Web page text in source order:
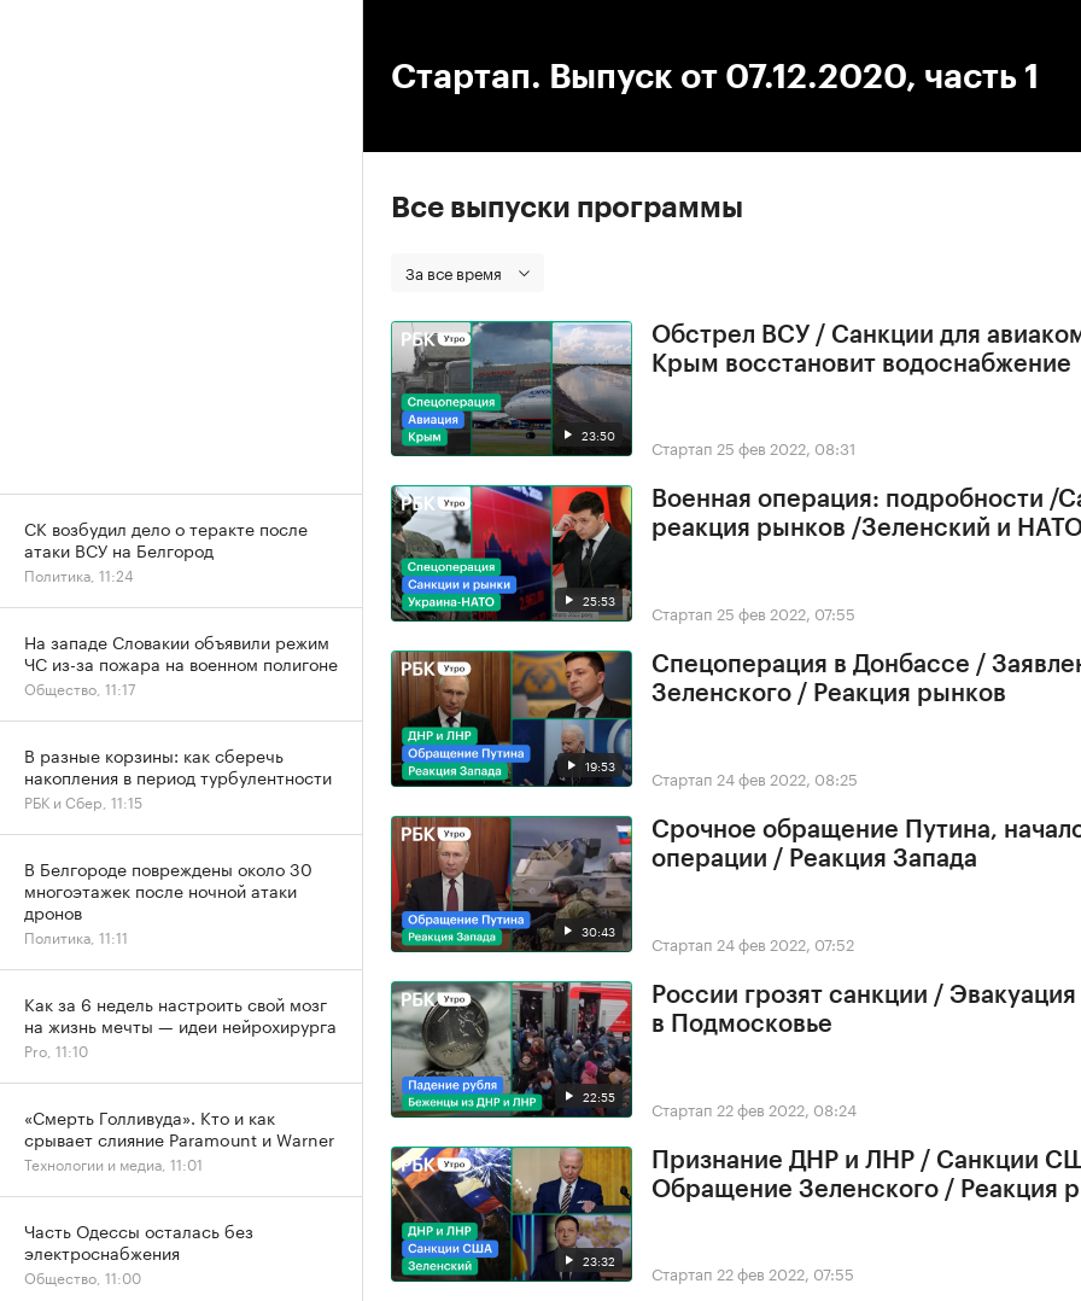
Стартап. Выпуск от 07.12.2020, часть 1
Все выпуски программы
За все время
23:50
Обстрел ВСУ / Санкции для
Крым восстановит водоснабжение
Стартап 25 фев 2022, 08:31
25:53
Военная операция: подробности /
реакция рынков /Зеленский и
Стартап 25 фев 2022, 07:55
19:53
Спецоперация в Донбассе /
Зеленского / Реакция рынков
Стартап 24 фев 2022, 08:25
30:43
Срочное обращение Путина,
операции / Реакция Запада
Стартап 24 фев 2022, 07:52
22:55
России грозят санкции /
в Подмосковье
Стартап 22 фев 2022, 08:24
23:32
Признание ДНР и ЛНР / Санкции
Обращение Зеленского / Реакция
Стартап 22 фев 2022, 07:55
СК возбудил дело о теракте после
атаки ВСУ на Белгород
Политика, 11:24
На западе Словакии объявили режим
ЧС из-за пожара на военном полигоне
Общество, 11:17
В разные корзины: как сберечь
накопления в период турбулентности
РБК и Сбер, 11:15
В Белгороде повреждены около 30
многоэтажек после ночной атаки
дронов
Политика, 11:11
Как за 6 недель настроить свой мозг
на жизнь мечты — идеи нейрохирурга
Pro, 11:10
«Смерть Голливуда». Кто и как
срывает слияние Paramount и Warner
Технологии и медиа, 11:01
Часть Одессы осталась без
электроснабжения
Общество, 11:00